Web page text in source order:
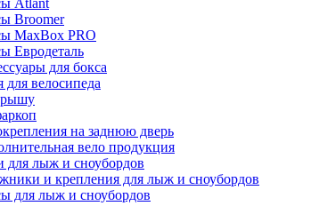
Atlant
Broomer
MaxBox PRO
Евродеталь
для бокса
для велосипеда
на заднюю дверь
вело продукция
для лыж и сноубордов
и крепления для лыж и сноубордов
для лыж и сноубордов